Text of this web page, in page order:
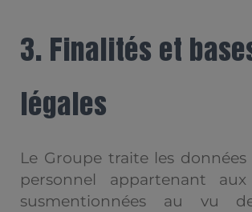
3. Finalités et
légales
Le Groupe traite les
personnel appartenant
susmentionnées au vu